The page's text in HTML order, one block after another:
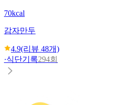
70kcal
감자만두
4.9(리뷰 48개)
·식단기록294회